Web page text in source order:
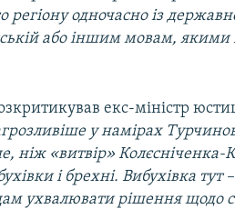
регіону одночасно із
або іншим мовам, якими
екс-міністр
у намірах
ніж «витвір» Колєсніченка-
і брехні. Вибухівка
ухвалювати рішення щодо